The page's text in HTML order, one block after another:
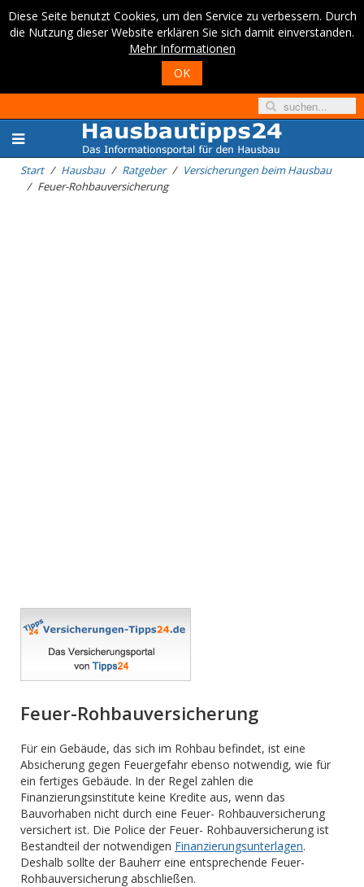
Diese Seite benutzt Cookies, um den Service zu verbessern. Durch
die Nutzung dieser Website erklären Sie sich damit einverstanden.
Mehr Informationen
OK
Start Hausbau Ratgeber
Versicherungen beim Hausbau
Feuer-Rohbauversicherung
Feuer-Rohbauversicherung
Für ein Gebäude, das sich im Rohbau befindet, ist eine
Absicherung gegen Feuergefahr ebenso notwendig, wie für
ein fertiges Gebäude. In der Regel zahlen die
Finanzierungsinstitute keine Kredite aus, wenn das
Bauvorhaben nicht durch eine Feuer- Rohbauversicherung
versichert ist. Die Police der Feuer- Rohbauversicherung ist
Bestandteil der notwendigen Finanzierungsunterlagen.
Deshalb sollte der Bauherr eine entsprechende Feuer-
Rohbauversicherung abschließen.